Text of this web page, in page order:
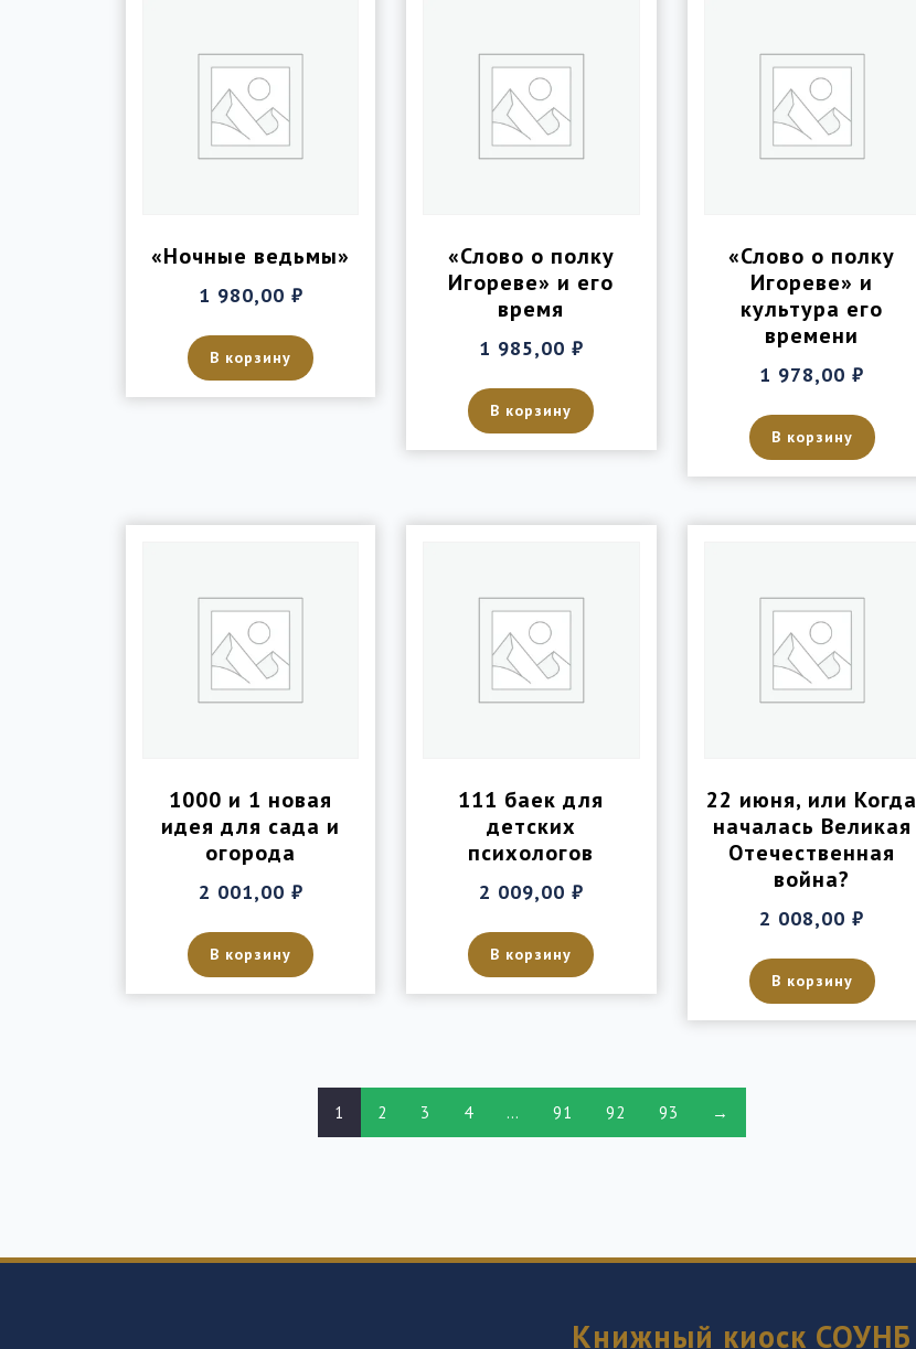
«Ночные ведьмы»
1 980,00 ₽
В корзину
«Слово о полку
Игореве» и его
время
1 985,00 ₽
В корзину
«Слово о полку
Игореве» и
культура его
времени
1 978,00₽
В корзину
1000 и 1 новая
идея для сада и
огорода
2 001,00 ₽
В корзину
111 баек для
детских
психологов
2 009,00 ₽
В корзину
22 июня, или Когда
началась Великая
Отечественная
война?
2 008,00₽
В корзину
1 2 3 4 … 91 92 93 →
Книжный киоск СОУНБ